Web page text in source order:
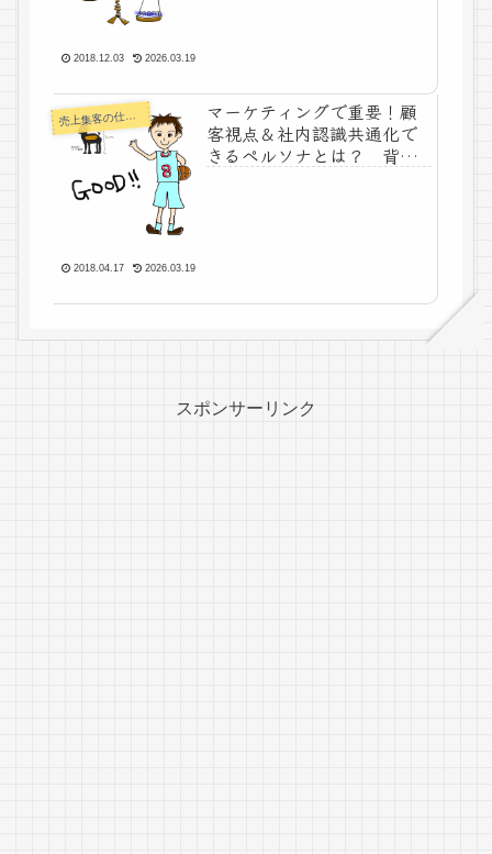
2018.12.03 2026.03.19
売上集客の仕組みづくり
マーケティングで重要！顧
客視点＆社内認識共通化で
きるペルソナとは？ 背の
2018.04.17 2026.03.19
スポンサーリンク